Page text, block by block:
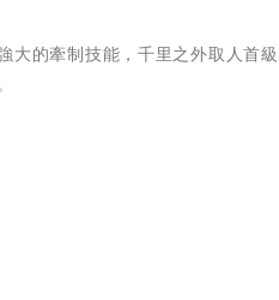
大的牽制技能，千里之外取人首